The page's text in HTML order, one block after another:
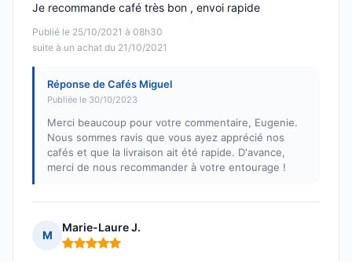
Publié le 25/10/2021 à 08h30
suite à un achat du 21/10/2021
Je recommande café très bon , envoi rapide
Réponse de Cafés Miguel
Publiée le 30/10/2023
Merci beaucoup pour votre commentaire, Eugenie.
Nous sommes ravis que vous ayez apprécié nos
cafés et que la livraison ait été rapide. D'avance,
merci de nous recommander à votre entourage !
M
Marie-Laure J.
Note : 5 sur 5